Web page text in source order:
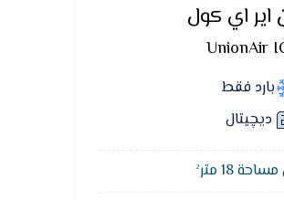
اير اي كول
UnionAir
بارد فقط
ديچيتال
18 متر²